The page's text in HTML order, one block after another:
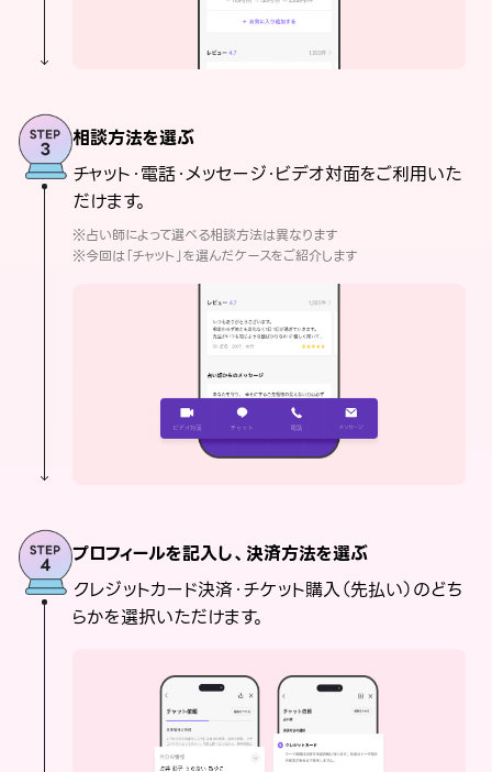
相談方法を選ぶ
チャット・電話・メッセージ・ビデオ対面をご利用いた
だけます。
※占い師によって選べる相談方法は異なります
※今回は「チャット」を選んだケースをご紹介します
プロフィールを記入し、決済方法を選ぶ
クレジットカード決済・チケット購入（先払い）のどち
らかを選択いただけます。